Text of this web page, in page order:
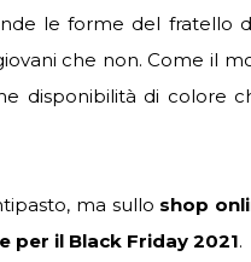
le forme del fratello
che non. Come il
disponibilità di colore
ma sullo shop
per il Black Friday 2021.